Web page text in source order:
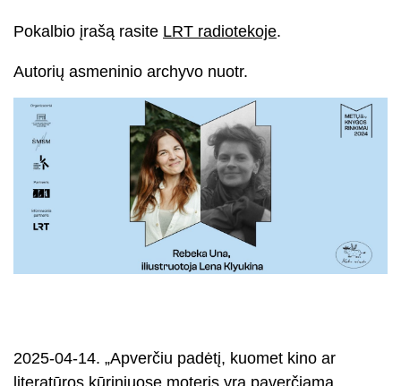
Pokalbio įrašą rasite LRT radiotekoje.
Autorių asmeninio archyvo nuotr.
2025-04-14. „Apverčiu padėtį, kuomet kino ar
literatūros kūriniuose moteris yra paverčiama